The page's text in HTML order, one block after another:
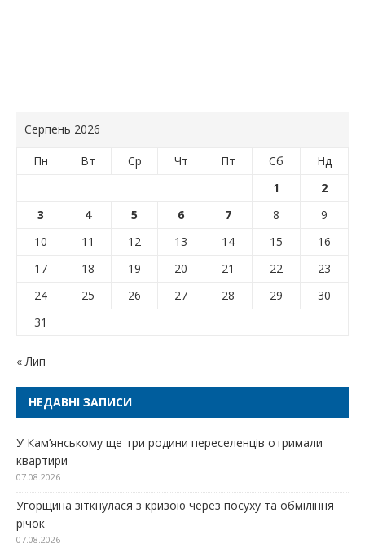
Серпень 2026
Пн Вт Ср Чт Пт Сб
Нд
1
2
3
4 5 6 7 8
9
10
11 12 13 14 15
16
17
18 19 20 21 22
23
24
25 26 27 28 29
30
31
« Лип
НЕДАВНІ ЗАПИСИ
У Кам’янському ще три родини переселенців отримали
квартири
07.08.2026
Угорщина зіткнулася з кризою через посуху та обміління
річок
07.08.2026